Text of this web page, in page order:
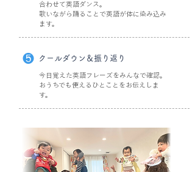
合わせて英語ダンス。
歌いながら踊ることで英語が体に染み込み
ます。
❺ ​​クールダウン＆振り返り
今日覚えた英語フレーズをみんなで確認。
おうちでも使えるひとことをお伝えしま
す。